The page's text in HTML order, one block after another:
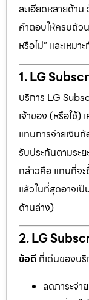
ละเอียดหลายด้า
คำตอบให้ครบถ้ว
หรือไม่” และเหมา
1. LG
บริการ LG
เจ้าของ (หรือใช้)
แทนการจ่ายเงิน
รับประกันตามระ
กล่าวคือ แทนที่จะ
แล้วในที่สุดอาจเป็
ด้านล่าง)
2. LG
ข้อดี ที่เด่นของบ
ลดภาระจ่า